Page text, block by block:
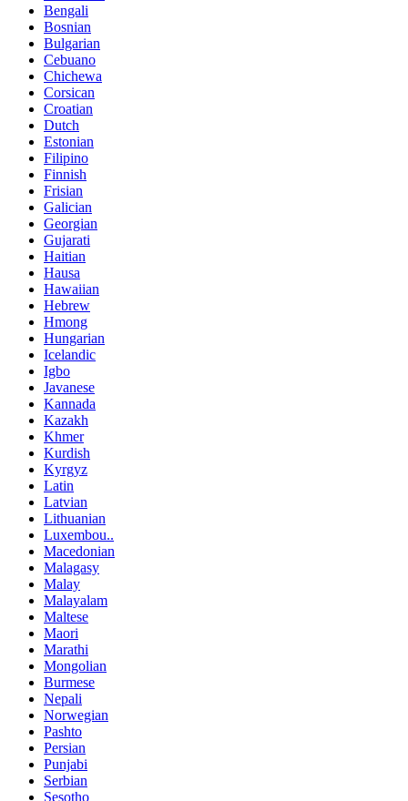
Bengali
Bosnian
Bulgarian
Cebuano
Chichewa
Corsican
Croatian
Dutch
Estonian
Filipino
Finnish
Frisian
Galician
Georgian
Gujarati
Haitian
Hausa
Hawaiian
Hebrew
Hmong
Hungarian
Icelandic
Igbo
Javanese
Kannada
Kazakh
Khmer
Kurdish
Kyrgyz
Latin
Latvian
Lithuanian
Luxembou..
Macedonian
Malagasy
Malay
Malayalam
Maltese
Maori
Marathi
Mongolian
Burmese
Nepali
Norwegian
Pashto
Persian
Punjabi
Serbian
Sesotho